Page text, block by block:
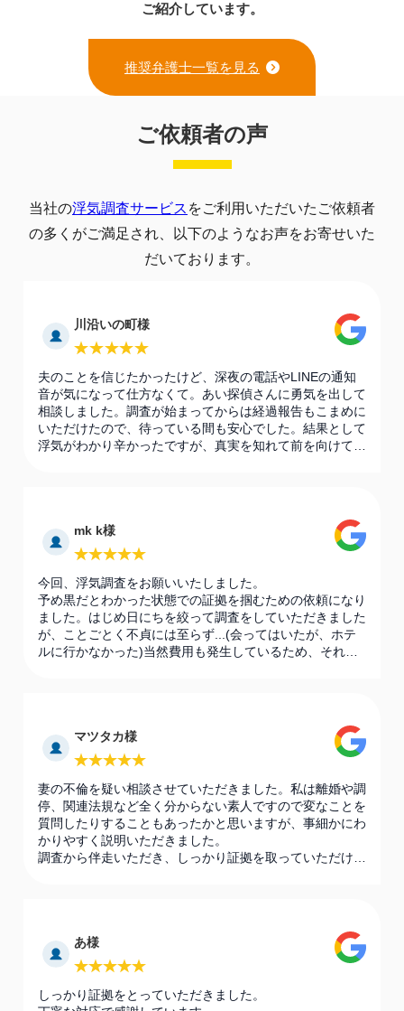
ご紹介しています。
推奨弁護士一覧を見る
ご依頼者の声
当社の浮気調査サービス をご利用いただいたご依頼者
の多くがご満足され、以下のようなお声をお寄せいた
だいております。
川沿いの町様
夫のことを信じたかったけど、深夜の電話やLINEの通知
音が気になって仕方なくて。あい探偵さんに勇気を出して
相談しました。調査が始まってからは経過報告もこまめに
いただけたので、待っている間も安心でした。結果として
浮気がわかり辛かったですが、真実を知れて前を向けてい
mk k様
今回、浮気調査をお願いいたしました。
予め黒だとわかった状態での証拠を掴むための依頼になり
ました。はじめ日にちを絞って調査をしていただきました
が、ことごとく不貞には至らず...(会ってはいたが、ホテ
ルに行かなかった)当然費用も発生しているため、それも
が出来ました。この度は大変ありがとうございました。
マツタカ様
妻の不倫を疑い相談させていただきました。私は離婚や調
停、関連法規など全く分からない素人ですので変なことを
質問したりすることもあったかと思いますが、事細かにわ
かりやすく説明いただきました。
調査から伴走いただき、しっかり証拠を取っていただけま
させていただきたく思います。
あ様
しっかり証拠をとっていただきました。